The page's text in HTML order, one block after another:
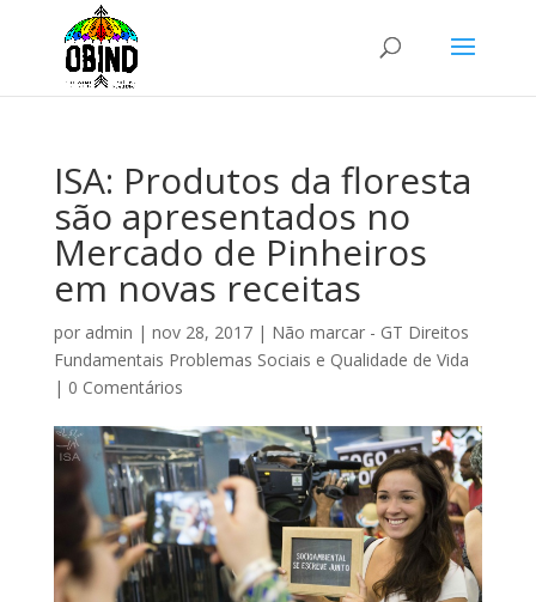
ISA: Produtos da floresta
são apresentados no
Mercado de Pinheiros
em novas receitas
por admin | nov 28, 2017| Não marcar - GT Direitos
Fundamentais Problemas Sociais e Qualidade de Vida
| 0 Comentários